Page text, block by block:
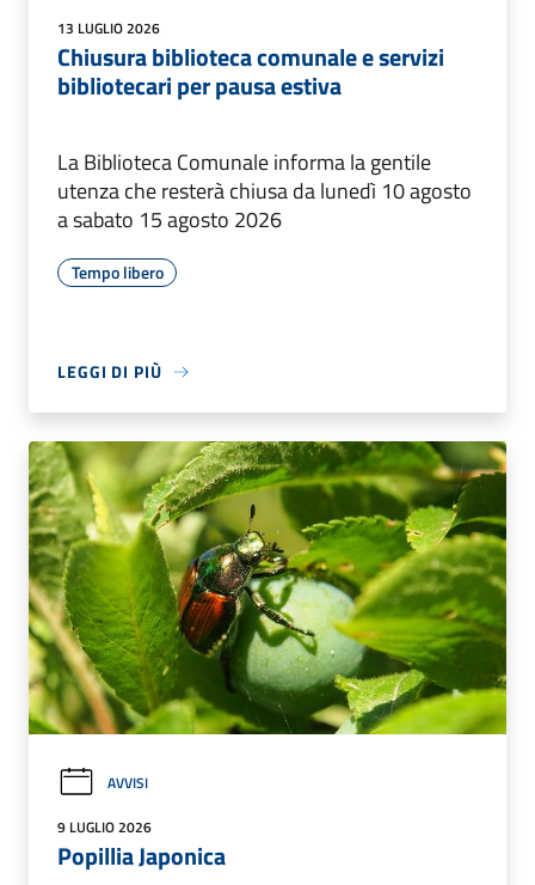
13 LUGLIO 2026
Chiusura biblioteca comunale e servizi
bibliotecari per pausa estiva
La Biblioteca Comunale informa la gentile
utenza che resterà chiusa da lunedì 10 agosto
a sabato 15 agosto 2026
Tempo libero
LEGGI DI PIÙ
AVVISI
9 LUGLIO 2026
Popillia Japonica